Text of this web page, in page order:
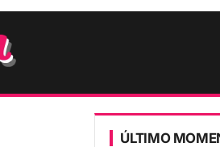
ÚLTIMO